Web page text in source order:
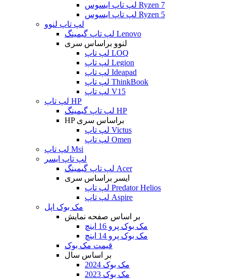
لپ تاپ ایسوس Ryzen 7
لپ تاپ ایسوس Ryzen 5
لپ تاپ لنوو
لپ تاپ گیمینگ Lenovo
لنوو براساس سری
لپ تاپ LOQ
لپ تاپ Legion
لپ تاپ Ideapad
لپ تاپ ThinkBook
لپ تاپ V15
لپ تاپ HP
لپ تاپ گیمینگ HP
HP براساس سری
لپ تاپ Victus
لپ تاپ Omen
لپ تاپ Msi
لپ تاپ ایسر
لپ تاپ گیمینگ Acer
ایسر براساس سری
لپ تاپ Predator Helios
لپ تاپ Aspire
مک بوک اپل
بر اساس صفحه نمایش
مک بوک پرو 16 اینچ
مک بوک پرو 14 اینچ
قیمت مک بوک
بر اساس سال
مک بوک 2024
مک بوک 2023